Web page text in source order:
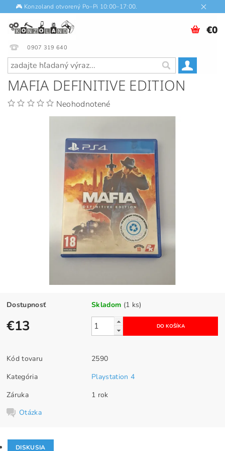
🎮 Konzoland otvorený Po–Pi 10:00–17:00.
0907 319 640
€0
MAFIA DEFINITIVE EDITION
Neohodnotené
Dostupnosť Skladom (1 ks)
€13
Kód tovaru
2590
Kategória
Playstation 4
Záruka
1 rok
Otázka
DISKUSIA